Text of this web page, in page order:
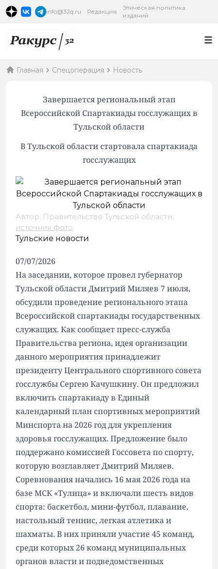
info@32q.ru Редакция
Этическая политика
изданий
Главная Спецоперация Новость
Завершается региональный этап
Всероссийской Спартакиады госслужащих в
Тульской области
В Тульской области стартовала спартакиада
госслужащих
Автор: Правительство Тульской области,
источник фото.
Тульские новости
07/07/2026
На заседании, которое провел губернатор
Тульской области Дмитрий Миляев 7 июля,
обсудили проведение регионального этапа
Всероссийской спартакиады государственных
служащих. Как сообщает пресс-служба
Правительства региона, идея организации
данного мероприятия принадлежит
президенту Центрального спортивного совета
госслужбы Сергею Качушкину. Он предложил
включить спартакиаду в Единый
календарный план спортивных мероприятий
Минспорта на 2026 год для укрепления
здоровья госслужащих. Предложение было
поддержано комиссией Госсовета по спорту,
которую возглавляет Дмитрий Миляев.
Соревнования начались 16 мая 2026 года на
базе МСК «Тулица» и включали шесть видов
спорта: баскетбол, мини-футбол, плавание,
настольный теннис, легкая атлетика и
шахматы. В них приняли участие 45 команд,
среди которых 26 команд муниципальных
органов власти и подведомственных